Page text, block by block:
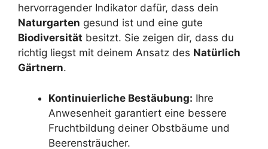
hervorragender Indikator dafür, dass dein
Naturgarten gesund ist und eine gute
Biodiversität besitzt. Sie zeigen dir, dass du
richtig liegst mit deinem Ansatz des Natürlich
Gärtnern.
Kontinuierliche Bestäubung: Ihre
Anwesenheit garantiert eine bessere
Fruchtbildung deiner Obstbäume und
Beerensträucher.